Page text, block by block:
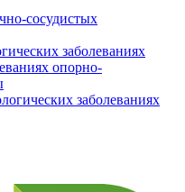
сосудистых
заболеваниях
опорно-
заболеваниях